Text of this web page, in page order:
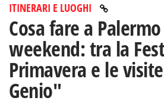
ITINERARI E LUOGHI
Cosa fare a
weekend: tra la
Primavera e le
Genio"